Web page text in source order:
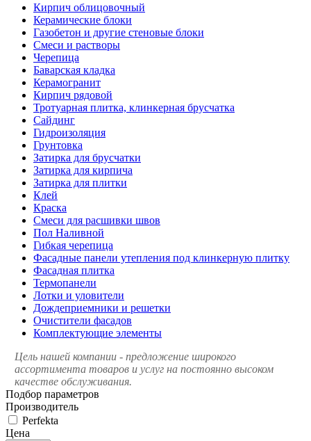
Кирпич облицовочный
Керамические блоки
Газобетон и другие стеновые блоки
Смеси и растворы
Черепица
Баварская кладка
Керамогранит
Кирпич рядовой
Тротуарная плитка, клинкерная брусчатка
Сайдинг
Гидроизоляция
Грунтовка
Затирка для брусчатки
Затирка для кирпича
Затирка для плитки
Клей
Краска
Смеси для расшивки швов
Пол Наливной
Гибкая черепица
Фасадные панели утепления под клинкерную плитку
Фасадная плитка
Термопанели
Лотки и уловители
Дождеприемники и решетки
Очистители фасадов
Комплектующие элементы
Цель нашей компании - предложение широкого
ассортимента товаров и услуг на постоянно высоком
качестве обслуживания.
Подбор параметров
Производитель
Perfekta
Цена